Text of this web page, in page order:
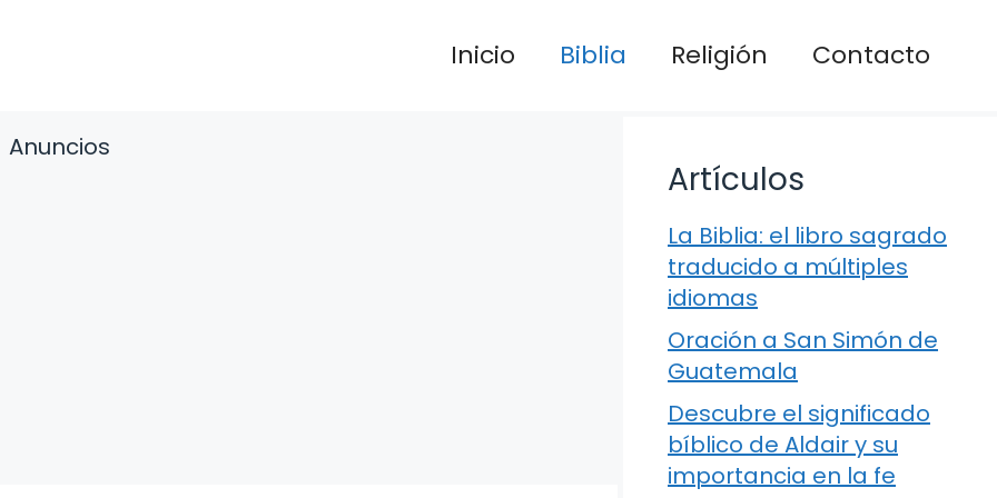
Inicio Biblia Religión Contacto
Anuncios
Artículos
La Biblia: el libro sagrado
traducido a múltiples
idiomas
Oración a San Simón de
Guatemala
Descubre el significado
bíblico de Aldair y su
importancia en la fe